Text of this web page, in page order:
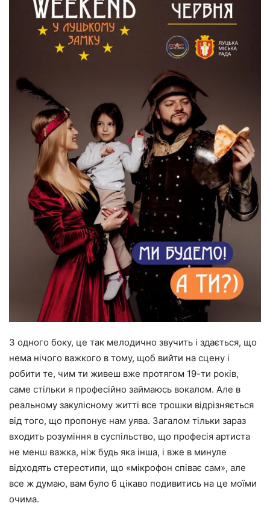
З одного боку, це так мелодично звучить і здається, що
нема нічого важкого в тому, щоб вийти на сцену і
робити те, чим ти живеш вже протягом 19-ти років,
саме стільки я професійно займаюсь вокалом. Але в
реальному закулісному житті все трошки відрізняється
від того, що пропонує нам уява. Загалом тільки зараз
входить розуміння в суспільство, що професія артиста
не менш важка, ніж будь яка інша, і вже в минуле
відходять стереотипи, що «мікрофон співає сам», але
все ж думаю, вам було б цікаво подивитись на це моїми
очима.